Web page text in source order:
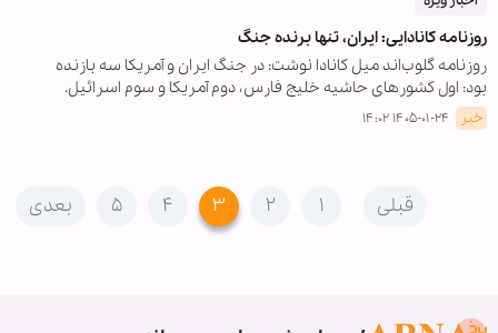
روزنامه کانادایی: ایران، تنها برنده جنگ
روزنامه گلوب‌اند میل کانادا نوشت: در جنگ ایران و آمریکا سه بازنده
بود: اول کشورهای حاشیه خلیج فارس، دوم آمریکا و سوم اسرائیل.
خبر ۱۴۰۵-۰۱-۲۴ ۱۴:۰۲
قبلی ۱ ۲ ۳ ۴ ۵ بعدی